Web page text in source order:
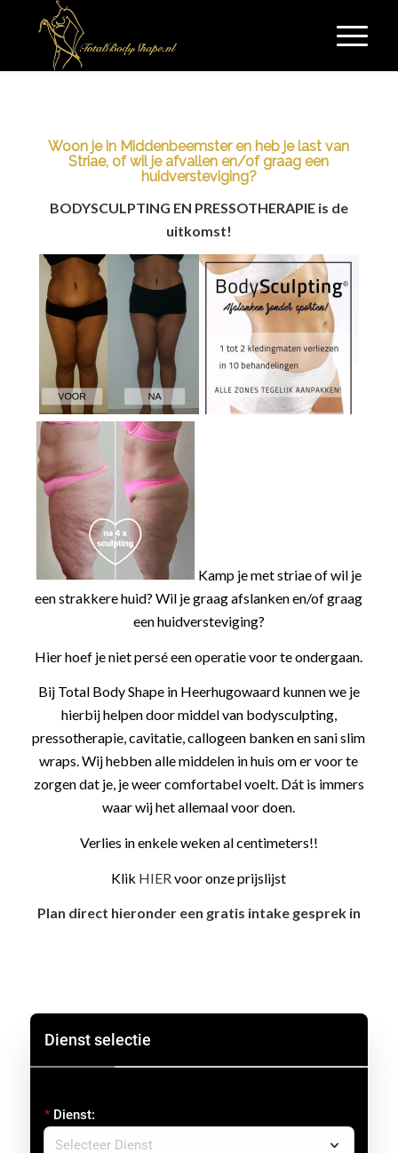
Woon je in Middenbeemster en heb je last van
Striae, of wil je afvallen en/of graag een
huidversteviging?
BODYSCULPTING EN PRESSOTHERAPIE is de
uitkomst!
Kamp je met striae of wil je
een strakkere huid? Wil je graag afslanken en/of graag
een huidversteviging?
Hier hoef je niet persé een operatie voor te ondergaan.
Bij Total Body Shape in Heerhugowaard kunnen we je
hierbij helpen door middel van bodysculpting,
pressotherapie, cavitatie, callogeen banken en sani slim
wraps. Wij hebben alle middelen in huis om er voor te
zorgen dat je, je weer comfortabel voelt. Dát is immers
waar wij het allemaal voor doen.
Verlies in enkele weken al centimeters!!
Klik HIER voor onze prijslijst
Plan direct hieronder een gratis intake gesprek in
Dienst selectie
Dienst: